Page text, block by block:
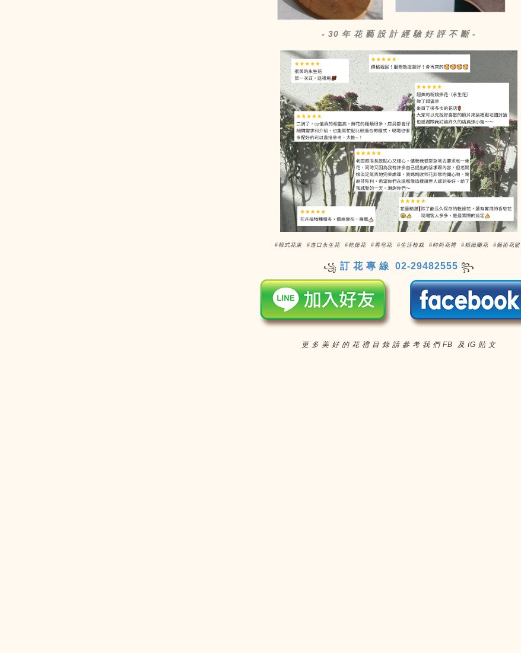
- 30 年 花 藝 設 計 經 驗 好 評 不 斷 -
#韓式花束 #進口永生花 #乾燥花 #香皂花 #生活植栽 #時尚花禮 #精緻蘭花 #藝術花籃
꧁ 訂 花 專 線 02-29482555 ꧂
更 多 美 好 的 花 禮 目 錄 請 參 考 我 們 FB 及 IG 貼 文